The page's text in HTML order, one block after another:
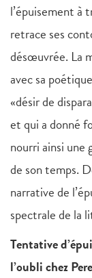
l’épuisement à
retrace ses
désœuvrée. La
avec sa
«désir de
et qui a donné
nourri ainsi une
de son temps.
narrative de
spectrale de la
Tentative
l’oubli chez